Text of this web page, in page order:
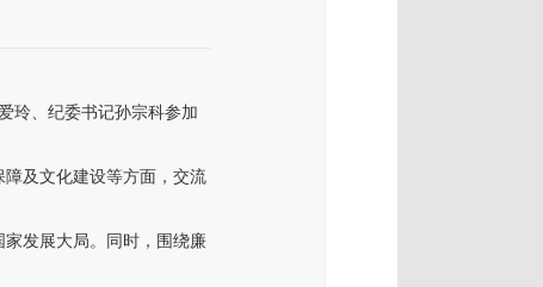
玲、纪委书记孙宗科参加
及文化建设等方面，交流
发展大局。同时，围绕廉